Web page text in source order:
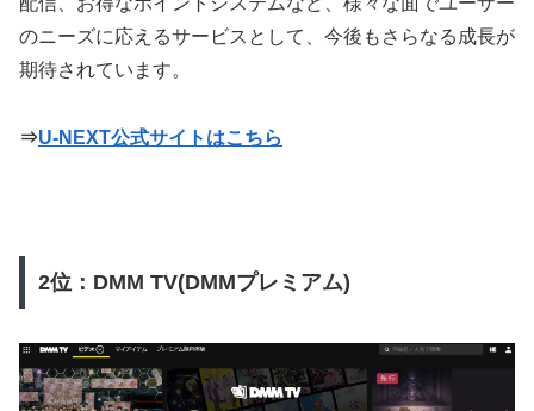
のニーズに応えるサービスとして、今後もさらなる成長が
期待されています。
⇒U-NEXT公式サイトはこちら
2位：DMM TV(DMMプレミアム)